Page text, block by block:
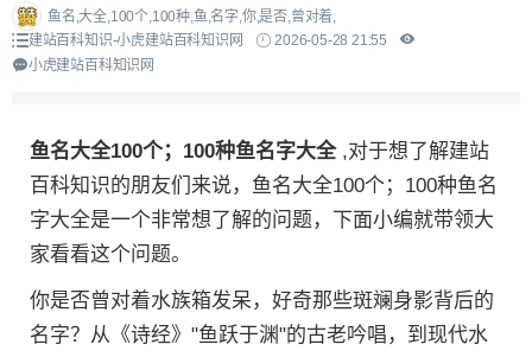
鱼名,大全,100个,100种,鱼,名字,你,是否,曾对着,
建站百科知识-小虎建站百科知识网
2026-05-28 21:55
小虎建站百科知识网
鱼名大全100个；100种鱼名字大全 ,对于想了解建站
百科知识的朋友们来说，鱼名大全100个；100种鱼名
字大全是一个非常想了解的问题，下面小编就带领大
家看看这个问题。
你是否曾对着水族箱发呆，好奇那些斑斓身影背后的
名字？从《诗经》"鱼跃于渊"的古老吟唱，到现代水